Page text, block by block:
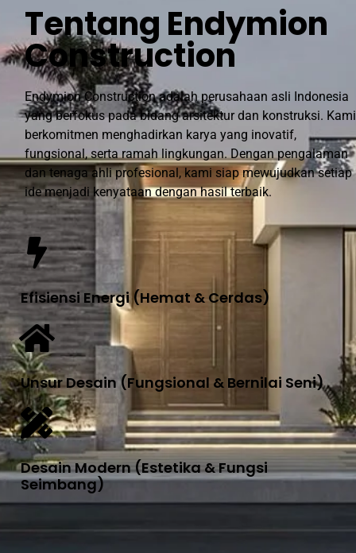
Tentang Endymion
Construction
Endymion Construction adalah perusahaan asli Indonesia
yang berfokus pada bidang arsitektur dan konstruksi. Kami
berkomitmen menghadirkan karya yang inovatif,
fungsional, serta ramah lingkungan. Dengan pengalaman
dan tenaga ahli profesional, kami siap mewujudkan setiap
ide menjadi kenyataan dengan hasil terbaik.
Efisiensi Energi (Hemat & Cerdas)
Unsur Desain (Fungsional & Bernilai Seni)
Desain Modern (Estetika & Fungsi
Seimbang)